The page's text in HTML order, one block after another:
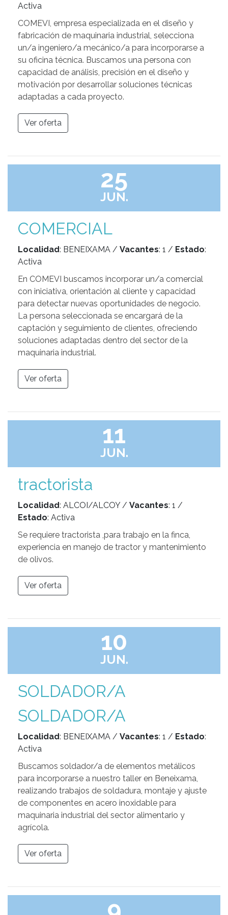
Activa
COMEVI, empresa especializada en el diseño y
fabricación de maquinaria industrial, selecciona
un/a ingeniero/a mecánico/a para incorporarse a
su oficina técnica. Buscamos una persona con
capacidad de análisis, precisión en el diseño y
motivación por desarrollar soluciones técnicas
adaptadas a cada proyecto.
Ver oferta
25
JUN.
COMERCIAL
Localidad: BENEIXAMA / Vacantes: 1 / Estado:
Activa
En COMEVI buscamos incorporar un/a comercial
con iniciativa, orientación al cliente y capacidad
para detectar nuevas oportunidades de negocio.
La persona seleccionada se encargará de la
captación y seguimiento de clientes, ofreciendo
soluciones adaptadas dentro del sector de la
maquinaria industrial.
Ver oferta
11
JUN.
tractorista
Localidad: ALCOI/ALCOY / Vacantes: 1 /
Estado: Activa
Se requiere tractorista ,para trabajo en la finca,
experiencia en manejo de tractor y mantenimiento
de olivos.
Ver oferta
10
JUN.
SOLDADOR/A
SOLDADOR/A
Localidad: BENEIXAMA / Vacantes: 1 / Estado:
Activa
Buscamos soldador/a de elementos metálicos
para incorporarse a nuestro taller en Beneixama,
realizando trabajos de soldadura, montaje y ajuste
de componentes en acero inoxidable para
maquinaria industrial del sector alimentario y
agrícola.
Ver oferta
9